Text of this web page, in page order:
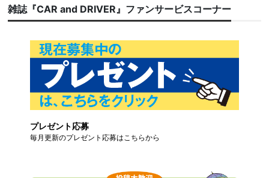
雑誌『CAR and DRIVER』ファンサービスコーナー
プレゼント応募
毎月更新のプレゼント応募はこちらから